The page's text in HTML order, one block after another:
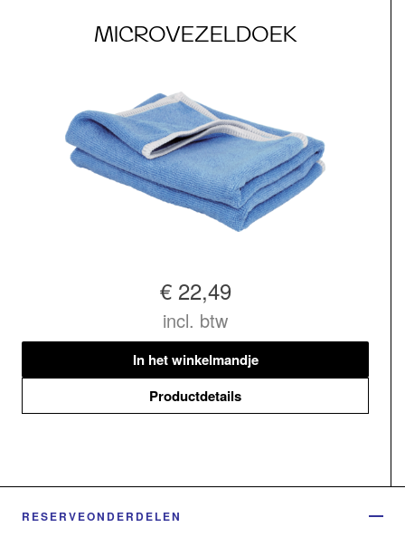
MICROVEZELDOEK
€ 22,49
incl. btw
In het winkelmandje
Productdetails
RESERVEONDERDELEN